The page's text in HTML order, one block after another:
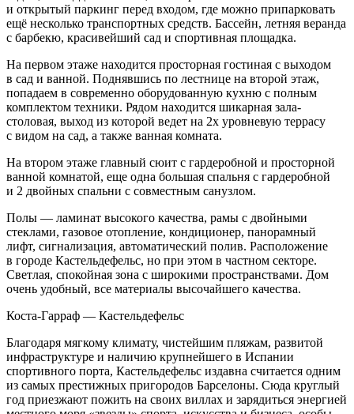
и открытый паркинг перед входом, где можно припарковать
ещё несколько транспортных средств. Бассейн, летняя веранда
с барбекю, красивейший сад и спортивная площадка.
На первом этаже находится просторная гостиная с выходом
в сад и ванной. Поднявшись по лестнице на второй этаж,
попадаем в современно оборудованную кухню с полным
комплектом техники. Рядом находится шикарная зала-
столовая, выход из которой ведет на 2х уровневую террасу
с видом на сад, а также ванная комната.
На втором этаже главный сюит с гардеробной и просторной
ванной комнатой, еще одна большая спальня с гардеробной
и 2 двойных спальни с совместным санузлом.
Полы — ламинат высокого качества, рамы с двойными
стеклами, газовое отопление, кондиционер, панорамный
лифт, сигнализация, автоматический полив. Расположение
в городе Кастельдефельс, но при этом в частном секторе.
Светлая, спокойная зона с широкими пространствами. Дом
очень удобный, все материалы высочайшего качества.
Коста-Гарраф — Кастельдефельс
Благодаря мягкому климату, чистейшим пляжам, развитой
инфраструктуре и наличию крупнейшего в Испании
спортивного порта, Кастельдефельс издавна считается одним
из самых престижных пригородов Барселоны. Сюда круглый
год приезжают пожить на своих виллах и зарядиться энергией